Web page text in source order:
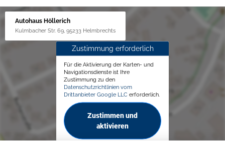
Autohaus Höllerich
Kulmbacher Str. 69, 95233 Helmbrechts
Zustimmung erforderlich
Für die Aktivierung der Karten- und
Navigationsdienste ist Ihre
Zustimmung zu den
Datenschutzrichtlinien vom
Drittanbieter Google LLC erforderlich.
Zustimmen und
aktivieren